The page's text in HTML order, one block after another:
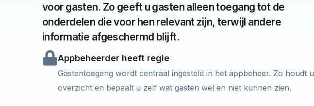
voor gasten. Zo geeft u gasten alleen toegang tot de
onderdelen die voor hen relevant zijn, terwijl andere
informatie afgeschermd blijft.
Appbeheerder heeft regie
Gastentoegang wordt centraal ingesteld in het appbeheer. Zo houdt u
overzicht en bepaalt u zelf wat gasten wel en niet kunnen zien.